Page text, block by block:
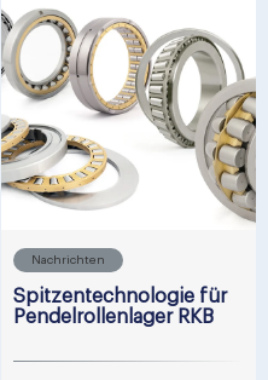
Nachrichten
Spitzentechnologie für
Pendelrollenlager RKB